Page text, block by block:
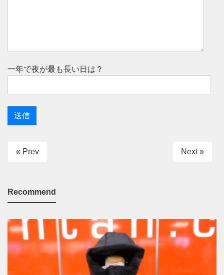
一年で夜が最も長い日は？
« Prev Next »
Recommend